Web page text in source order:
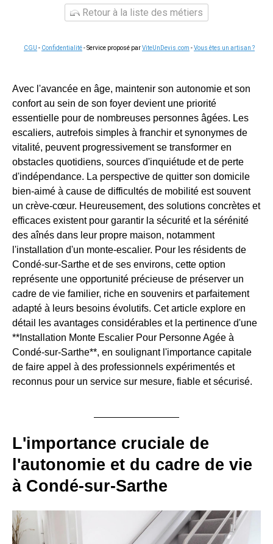
Retour à la liste des métiers
CGU - Confidentialité- Service proposé parViteUnDevis.com -Vous êtes un artisan ?
Avec l'avancée en âge, maintenir son autonomie et son
confort au sein de son foyer devient une priorité
essentielle pour de nombreuses personnes âgées. Les
escaliers, autrefois simples à franchir et synonymes de
vitalité, peuvent progressivement se transformer en
obstacles quotidiens, sources d'inquiétude et de perte
d'indépendance. La perspective de quitter son domicile
bien-aimé à cause de difficultés de mobilité est souvent
un crève-cœur. Heureusement, des solutions concrètes et
efficaces existent pour garantir la sécurité et la sérénité
des aînés dans leur propre maison, notamment
l'installation d'un monte-escalier. Pour les résidents de
Condé-sur-Sarthe et de ses environs, cette option
représente une opportunité précieuse de préserver un
cadre de vie familier, riche en souvenirs et parfaitement
adapté à leurs besoins évolutifs. Cet article explore en
détail les avantages considérables et la pertinence d'une
**Installation Monte Escalier Pour Personne Agée à
Condé-sur-Sarthe**, en soulignant l'importance capitale
de faire appel à des professionnels expérimentés et
reconnus pour un service sur mesure, fiable et sécurisé.
L'importance cruciale de
l'autonomie et du cadre de vie
à Condé-sur-Sarthe